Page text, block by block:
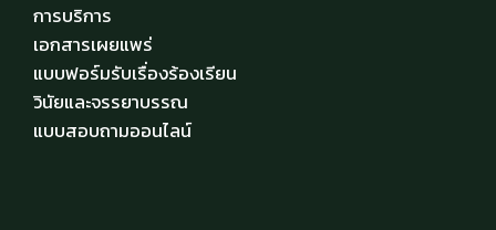
การบริการ
เอกสารเผยแพร่
แบบฟอร์มรับเรื่องร้องเรียน
วินัยและจรรยาบรรณ
แบบสอบถามออนไลน์